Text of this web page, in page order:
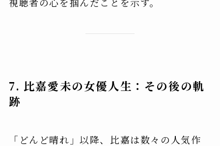
7. 比嘉愛未の女優人生：その後の軌
跡
「どんど晴れ」以降、比嘉は数々の人気作